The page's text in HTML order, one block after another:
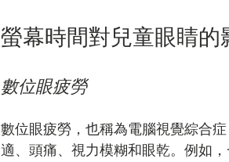
螢幕時間對兒童眼睛的
數位眼疲勞
數位眼疲勞，也稱為電腦視覺綜合
適、頭痛、視力模糊和眼乾。例如